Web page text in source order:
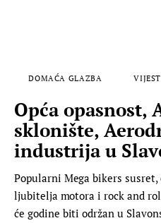
DOMAĆA GLAZBA
Opća opasnost,
sklonište,
industrija u
Popularni Mega bikers
ljubitelja motora i rock and
će godine biti održan u